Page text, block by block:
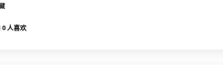
0 人喜欢